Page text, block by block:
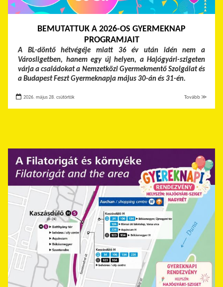
BEMUTATTUK A 2026-OS GYERMEKNAP
PROGRAMJAIT
A BL-döntő hétvégéje miatt 36 év után idén nem a
Városligetben, hanem egy új helyen, a Hajógyári-szigeten
várja a családokat a Nemzetközi Gyermekmentő Szolgálat és
a Budapest Feszt Gyermeknapja május 30-án és 31-én.
2026. május 28. csütörtök Tovább ≫